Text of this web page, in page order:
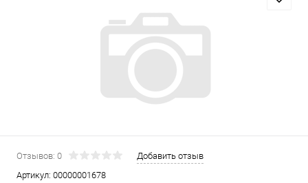
Отзывов: 0
Добавить отзыв
Артикул: 00000001678